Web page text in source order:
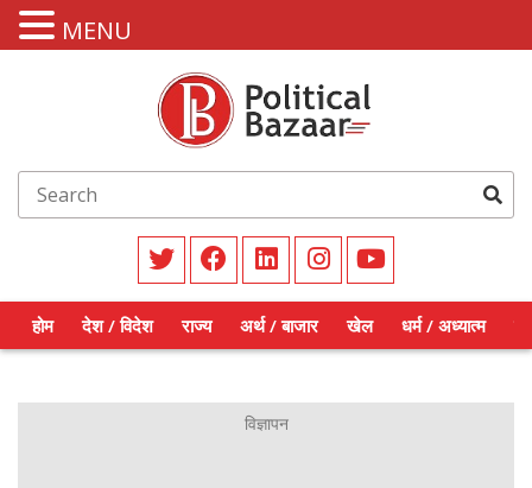
होम देश / विदेश राज्य अर्थ / बाजार खेल धर्म / अध्यात्म
MENU